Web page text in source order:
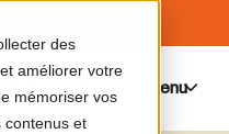
des
améliorer votre
mémoriser vos
contenus et
Menu